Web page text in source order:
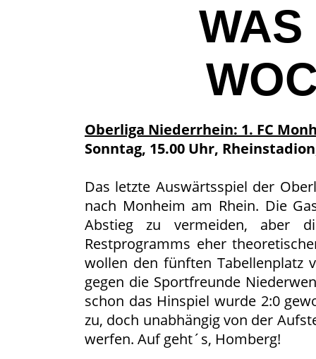
Oberliga Niederrhein: 1. FC
Sonntag, 15.00 Uhr,
Das letzte Auswärtsspiel der
nach Monheim am Rhein. Die
Abstieg zu vermeiden, aber
Restprogramms eher
wollen den fünften Tabellenplatz
gegen die Sportfreunde
schon das Hinspiel wurde 2:0
zu, doch unabhängig von der
werfen. Auf geht´s, Homberg!